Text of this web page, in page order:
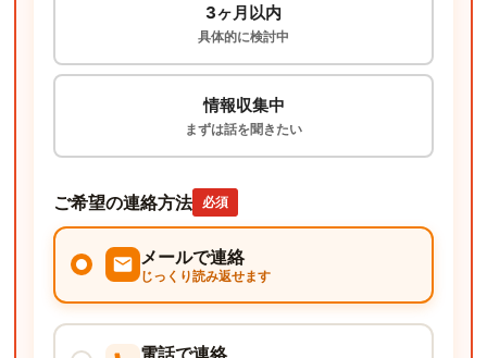
3ヶ月以内
具体的に検討中
情報収集中
まずは話を聞きたい
ご希望の連絡方法 必須
メールで連絡
じっくり読み返せます
電話で連絡